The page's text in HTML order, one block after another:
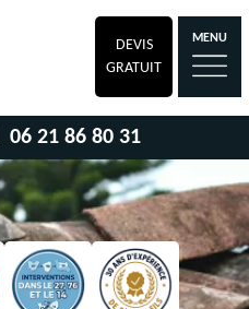
DEVIS
GRATUIT
MENU
06 21 86 80 31